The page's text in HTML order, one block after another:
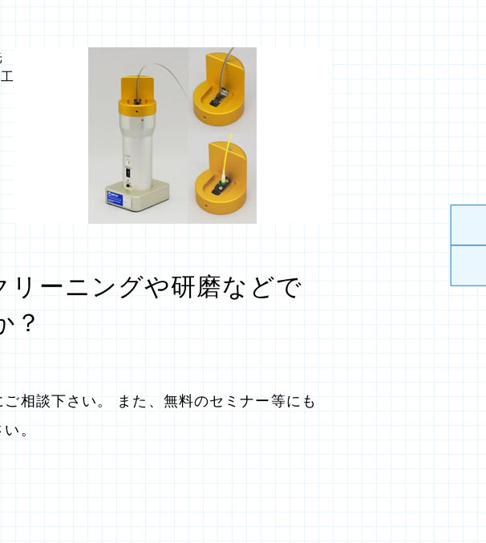
ーニングや研磨などで
？
相談下さい。 また、無料のセミナー等にも
。